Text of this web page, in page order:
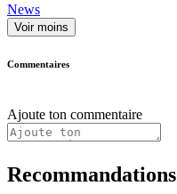
News
Voir moins
Commentaires
Ajoute ton commentaire
Recommandations